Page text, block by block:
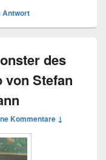
Antwort
des
von Stefan
Kommentare ↓